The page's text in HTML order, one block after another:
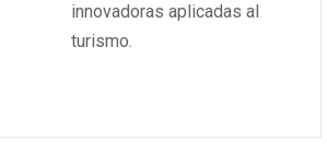
innovadoras aplicadas al
turismo.